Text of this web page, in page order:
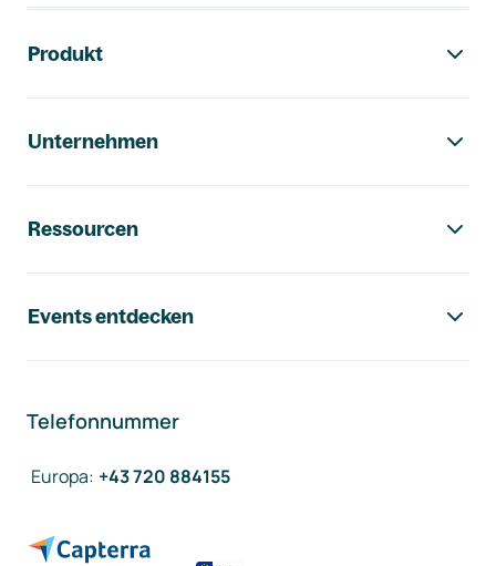
Produkt
Unternehmen
Ressourcen
Events entdecken
Telefonnummer
Europa: +43 720 884155